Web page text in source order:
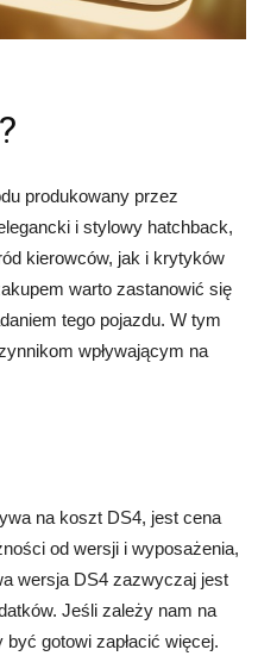
produkowany przez
i stylowy hatchback,
kierowców, jak i krytyków
warto zastanowić się
tego pojazdu. W tym
wpływającym na
na koszt DS4, jest cena
od wersji i wyposażenia,
wersja DS4 zazwyczaj jest
Jeśli zależy nam na
gotowi zapłacić więcej.